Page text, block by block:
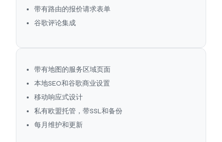
带有路由的报价请求表单
谷歌评论集成
带有地图的服务区域页面
本地SEO和谷歌商业设置
移动响应式设计
私有欧盟托管，带SSL和备份
每月维护和更新